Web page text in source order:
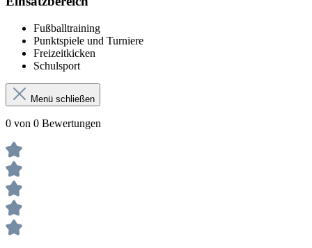
Fußballtraining
Punktspiele und Turniere
Freizeitkicken
Schulsport
Menü schließen
0 von 0 Bewertungen